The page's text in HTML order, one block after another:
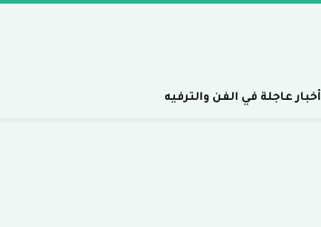
أخبار عاجلة في الفن والترفيه